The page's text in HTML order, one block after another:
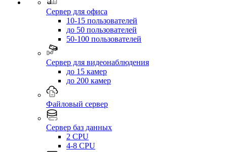
Сервер для офиса
10-15 пользователей
до 50 пользователей
50-100 пользователей
Сервер для видеонаблюдения
до 15 камер
до 200 камер
Файловый сервер
Сервер баз данных
2 CPU
4-8 CPU